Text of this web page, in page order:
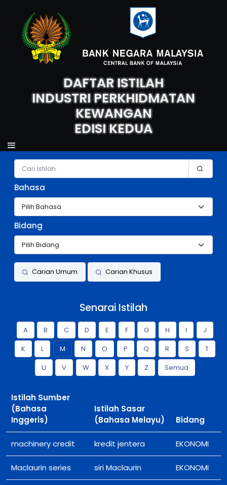
DAFTAR ISTILAH
INDUSTRI PERKHIDMATAN
KEWANGAN
EDISI KEDUA
Bahasa
Bidang
Carian Umum Carian Khusus
Senarai Istilah
A B C D E F G H I
J
K
L M N O P Q R S
T
U
V W X Y Z Semua
Istilah Sumber
(Bahasa
Inggeris)
Istilah Sasar
(Bahasa Melayu)
Bidang
machinery credit kredit jentera EKONOMI
Maclaurin series siri Maclaurin EKONOMI